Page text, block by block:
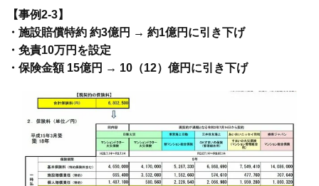
【事例2-3】
・施設賠償特約 約3億円 → 約1億円に引き下げ
・免責10万円を設定
・保険金額 15億円 → 10（12）億円に引き下げ